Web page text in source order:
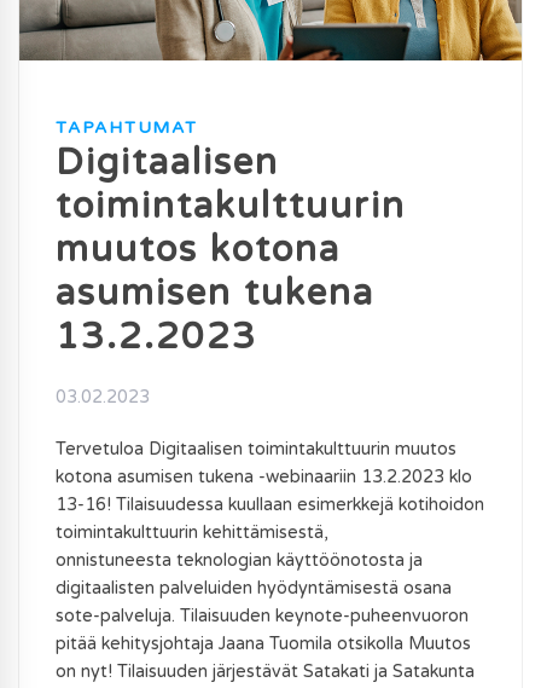
TAPAHTUMAT
Digitaalisen
toimintakulttuurin
muutos kotona
asumisen tukena
13.2.2023
03.02.2023
Tervetuloa Digitaalisen toimintakulttuurin muutos
kotona asumisen tukena -webinaariin 13.2.2023 klo
13-16! Tilaisuudessa kuullaan esimerkkejä kotihoidon
toimintakulttuurin kehittämisestä,
onnistuneesta teknologian käyttöönotosta ja
digitaalisten palveluiden hyödyntämisestä osana
sote-palveluja. Tilaisuuden keynote-puheenvuoron
pitää kehitysjohtaja Jaana Tuomila otsikolla Muutos
on nyt! Tilaisuuden järjestävät Satakati ja Satakunta